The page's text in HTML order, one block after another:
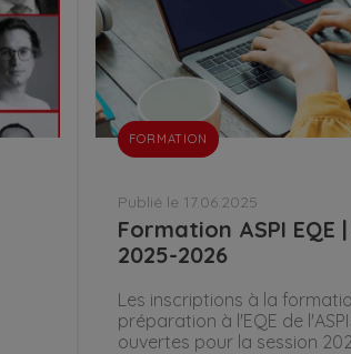
FORMATION
Publié le 17.06.2025
Formation ASPI EQE
2025-2026
Les inscriptions à la
préparation à l'EQE de
ouvertes pour la session